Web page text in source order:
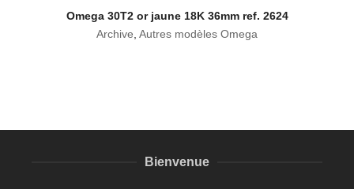
Omega 30T2 or jaune 18K 36mm ref. 2624
Archive, Autres modèles Omega
Bienvenue